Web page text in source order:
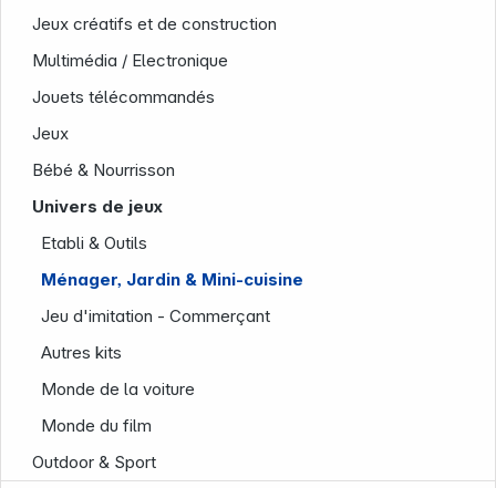
Jeux créatifs et de construction
Multimédia / Electronique
Jouets télécommandés
Jeux
Bébé & Nourrisson
Univers de jeux
Etabli & Outils
Ménager, Jardin & Mini-cuisine
Jeu d'imitation - Commerçant
Autres kits
Monde de la voiture
Monde du film
Outdoor & Sport